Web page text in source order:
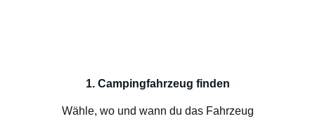
1. Campingfahrzeug finden
Wähle, wo und wann du das Fahrzeug